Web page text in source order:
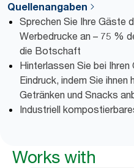
Quellenangaben
Sprechen Sie Ihre Gäste
Werbedrucke an – 75 %
die Botschaft
Hinterlassen Sie bei
Eindruck, indem Sie
Getränken und Snacks
Industriell
Works with